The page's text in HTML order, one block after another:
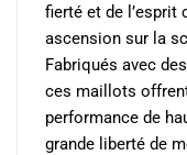
page
produit
fierté et de l’esprit
ascension sur la
Fabriqués avec
ces maillots
performance de
grande liberté de